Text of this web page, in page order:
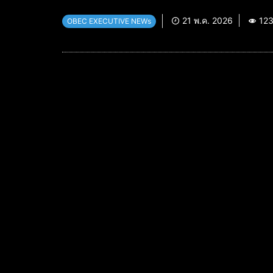
OBEC EXECUTIVE NEWs 21 พ.ค. 2026 123